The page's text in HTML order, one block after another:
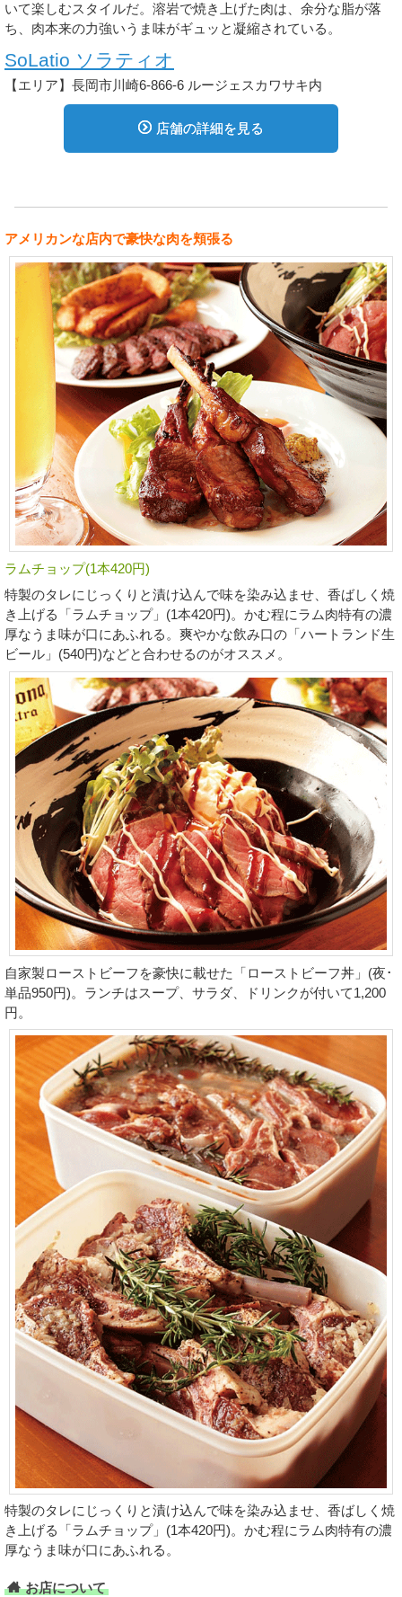
いて楽しむスタイルだ。溶岩で焼き上げた肉は、余分な脂が落
ち、肉本来の力強いうま味がギュッと凝縮されている。
SoLatio ソラティオ
【エリア】長岡市川崎6-866-6 ルージェスカワサキ内
店舗の詳細を見る
アメリカンな店内で豪快な肉を頬張る
ラムチョップ(1本420円)
特製のタレにじっくりと漬け込んで味を染み込ませ、香ばしく焼
き上げる「ラムチョップ」(1本420円)。かむ程にラム肉特有の濃
厚なうま味が口にあふれる。爽やかな飲み口の「ハートランド生
ビール」(540円)などと合わせるのがオススメ。
自家製ローストビーフを豪快に載せた「ローストビーフ丼」(夜･
単品950円)。ランチはスープ、サラダ、ドリンクが付いて1,200
円。
特製のタレにじっくりと漬け込んで味を染み込ませ、香ばしく焼
き上げる「ラムチョップ」(1本420円)。かむ程にラム肉特有の濃
厚なうま味が口にあふれる。
お店について